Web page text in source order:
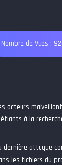
Nombre de Vues :
acteurs
à la
dernière attaque
les fichiers du